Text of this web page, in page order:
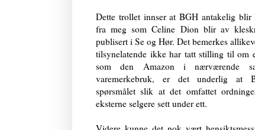
Dette trollet innser at BGH antakelig
fra meg som Celine Dion blir av
publisert i Se og Hør. Det bemerkes
tilsynelatende ikke har tatt stilling til om
som den Amazon i nærværende
varemerkebruk, er det underlig at
spørsmålet slik at det omfattet
eksterne selgere sett under ett.